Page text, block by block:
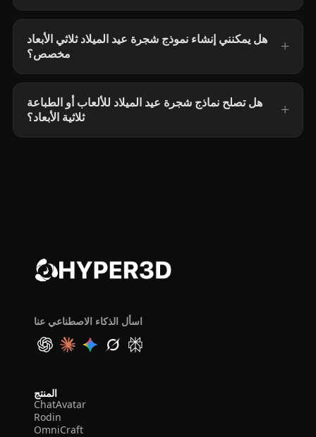
هل يمكنني إنشاء نموذج شجرة عيد الميلاد ثلاثي الأبعاد
مخصص؟
هل تصلح نماذج شجرة عيد الميلاد للألعاب أو الطباعة
ثلاثية الأبعاد؟
اسأل الذكاء الاصطناعي عنا
المنتج
ChatAvatar
Rodin
OmniCraft